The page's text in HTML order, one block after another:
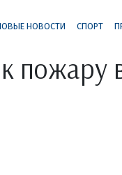
НОВОСТИ СПОРТ
пожару